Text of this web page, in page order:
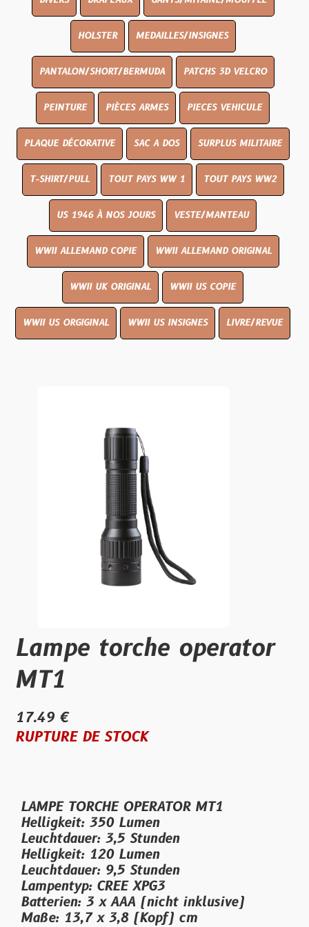
HOLSTER MEDAILLES/INSIGNES
PANTALON/SHORT/BERMUDA PATCHS 3D VELCRO
PEINTURE PIÈCES ARMES PIECES VEHICULE
PLAQUE DÉCORATIVE SAC A DOS SURPLUS MILITAIRE
T-SHIRT/PULL TOUT PAYS WW 1 TOUT PAYS WW2
US 1946 À NOS JOURS VESTE/MANTEAU
WWII ALLEMAND COPIE WWII ALLEMAND ORIGINAL
WWII UK ORIGINAL WWII US COPIE
WWII US ORGIGINAL WWII US INSIGNES LIVRE/REVUE
Lampe torche operator
MT1
17.49 €
RUPTURE DE STOCK
LAMPE TORCHE OPERATOR MT1
Helligkeit: 350 Lumen
Leuchtdauer: 3,5 Stunden
Helligkeit: 120 Lumen
Leuchtdauer: 9,5 Stunden
Lampentyp: CREE XPG3
Batterien: 3 x AAA (nicht inklusive)
Maße: 13,7 x 3,8 (Kopf) cm